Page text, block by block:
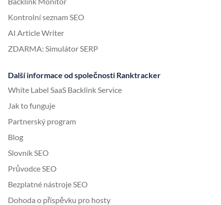
Kontrolní seznam SEO
AI Article Writer
ZDARMA: Simulátor SERP
Další informace od společnosti Ranktracker
White Label SaaS Backlink Service
Jak to funguje
Partnerský program
Blog
Slovník SEO
Průvodce SEO
Bezplatné nástroje SEO
Dohoda o příspěvku pro hosty